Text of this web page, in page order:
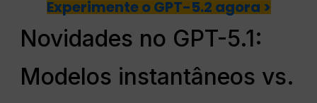
Experimente o GPT-5.2 agora >
Novidades no GPT-5.1:
Modelos instantâneos vs.